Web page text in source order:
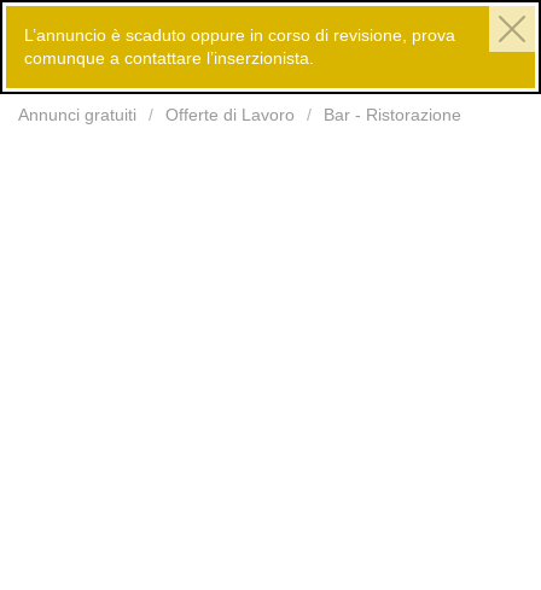
Annunci gratuiti Offerte di Lavoro Bar - Ristorazione
L’annuncio è scaduto oppure in corso di revisione, prova
comunque a contattare l’inserzionista.